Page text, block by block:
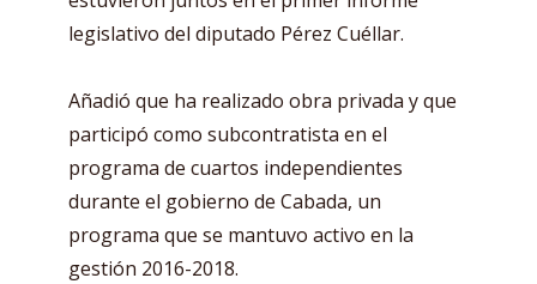
legislativo del diputado Pérez Cuéllar.
Añadió que ha realizado obra privada y que
participó como subcontratista en el
programa de cuartos independientes
durante el gobierno de Cabada, un
programa que se mantuvo activo en la
gestión 2016-2018.